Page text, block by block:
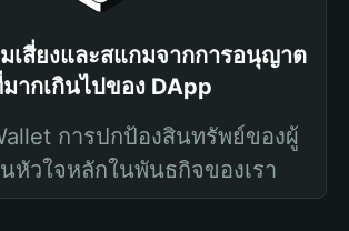
เสี่ยงและสแกมจากการอนุญาต
ากเกินไปของ DApp
การปกป้องสินทรัพย์ของผู้
หัวใจหลักในพันธกิจของเรา